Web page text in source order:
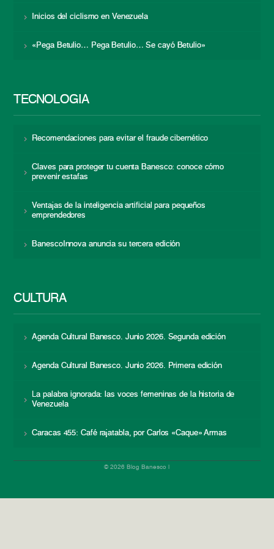
Inicios del ciclismo en Venezuela
«Pega Betulio… Pega Betulio… Se cayó Betulio»
TECNOLOGÍA
Recomendaciones para evitar el fraude cibernético
Claves para proteger tu cuenta Banesco: conoce cómo
prevenir estafas
Ventajas de la inteligencia artificial para pequeños
emprendedores
BanescoInnova anuncia su tercera edición
CULTURA
Agenda Cultural Banesco. Junio 2026. Segunda edición
Agenda Cultural Banesco. Junio 2026. Primera edición
La palabra ignorada: las voces femeninas de la historia de
Venezuela
Caracas 455: Café rajatabla, por Carlos «Caque» Armas
© 2026 Blog Banesco |